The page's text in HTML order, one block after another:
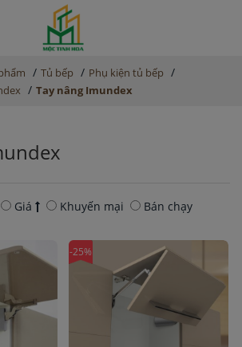
/ Tủ bếp / Phụ kiện tủ bếp /
/ Tay nâng Imundex
Giá Khuyến mại Bán chạy
-25%